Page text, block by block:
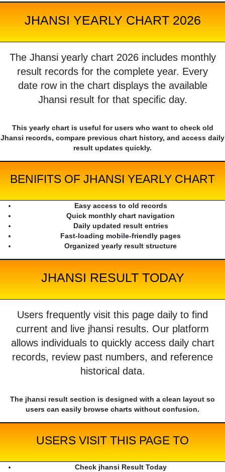
JHANSI YEARLY CHART 2026
The Jhansi yearly chart 2026 includes monthly
result records for the complete year. Every
date row in the chart displays the available
Jhansi result for that specific day.
This yearly chart is useful for users who want to check old
Jhansi records, compare previous chart history, and access daily
result updates quickly.
BENIFITS OF JHANSI YEARLY CHART
Easy access to old records
Quick monthly chart navigation
Daily updated result entries
Fast-loading mobile-friendly pages
Organized yearly result structure
JHANSI RESULT TODAY
Users frequently visit this page daily to find
current and live jhansi results. Our platform
allows individuals to quickly access daily chart
records, review past numbers, and reference
historical data.
The jhansi result section is designed with a clean layout so
users can easily browse charts without confusion.
USERS VISIT THIS PAGE TO
Check jhansi Result Today